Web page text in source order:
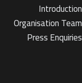
Introduction
Organisation Team
Press Enquiries